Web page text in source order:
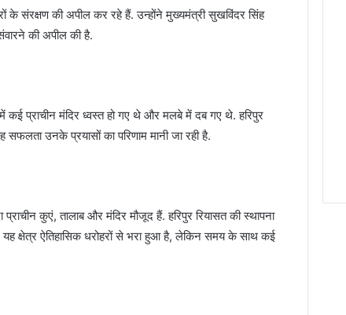
के संरक्षण की अपील कर रहे हैं. उन्होंने मुख्यमंत्री सुखविंदर सिंह
की अपील की है.
कई प्राचीन मंदिर ध्वस्त हो गए थे और मलबे में दब गए थे. हरिपुर
उनके प्रयासों का परिणाम मानी जा रही है.
कुएं, तालाब और मंदिर मौजूद हैं. हरिपुर रियासत की स्थापना
क्षेत्र ऐतिहासिक धरोहरों से भरा हुआ है, लेकिन समय के साथ कई